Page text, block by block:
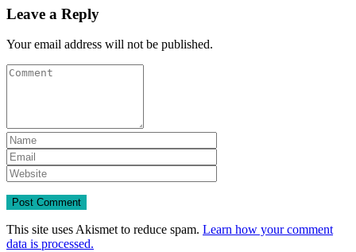
Leave a Reply
Your email address will not be published.
This site uses Akismet to reduce spam. Learn how your comment
data is processed.